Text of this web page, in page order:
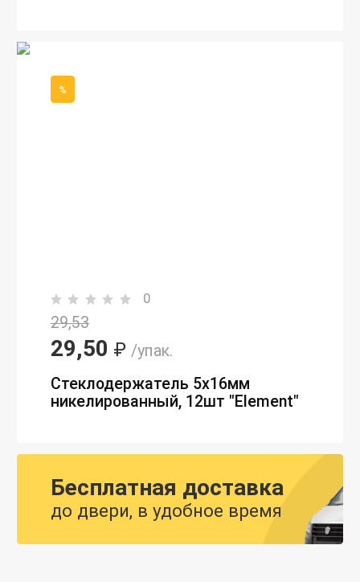
%
0
29,53
29,50 ₽ /упак.
Стеклодержатель 5х16мм
никелированный, 12шт "Element"
Бесплатная доставка
до двери, в удобное время